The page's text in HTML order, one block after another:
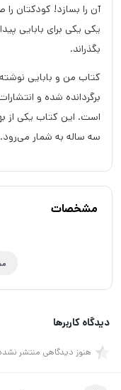
آن را بسازد! کودکتان را
یکی‌ یکی برای بابایی
بگذراند.
کتاب من و بابایی
است. این کتاب یکی از
سه ساله به شمار می‌رود.
مشخصات
دیدگاه کاربرها
هنوز دیدگاهی منتشر